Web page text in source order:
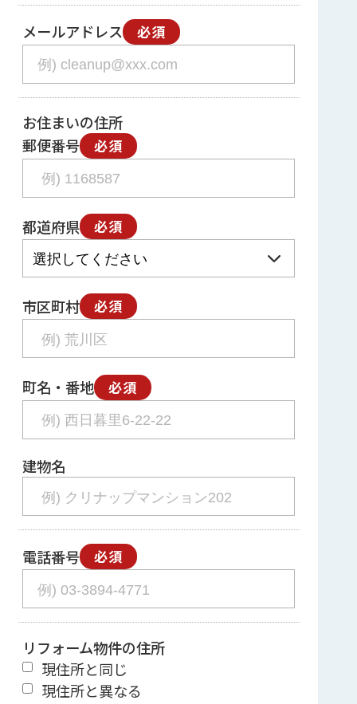
メールアドレス 必須
お住まいの住所
郵便番号
必須
都道府県 必須
市区町村 必須
町名・番地 必須
建物名
電話番号 必須
リフォーム物件の住所
現住所と同じ
現住所と異なる